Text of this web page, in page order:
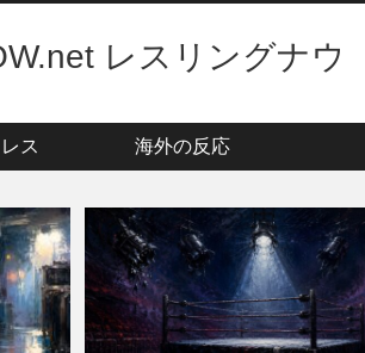
レスリングナウ
ス 海外の反応